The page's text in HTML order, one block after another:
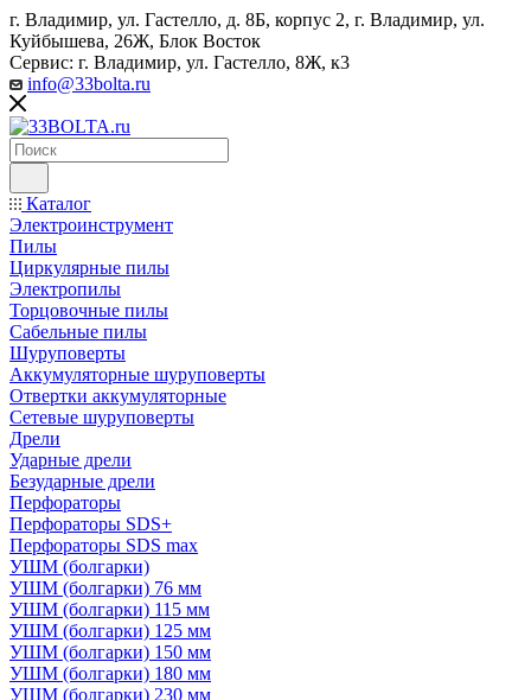
г. Владимир, ул. Гастелло, д. 8Б, корпус 2, г. Владимир, ул. ​
Куйбышева, 26Ж, Блок Восток
Сервис: г. Владимир, ул. Гастелло, 8Ж, к3
info@33bolta.ru
Каталог
Электроинструмент
Пилы
Циркулярные пилы
Электропилы
Торцовочные пилы
Сабельные пилы
Шуруповерты
Аккумуляторные шуруповерты
Отвертки аккумуляторные
Сетевые шуруповерты
Дрели
Ударные дрели
Безударные дрели
Перфораторы
Перфораторы SDS+
Перфораторы SDS max
УШМ (болгарки)
УШМ (болгарки) 76 мм
УШМ (болгарки) 115 мм
УШМ (болгарки) 125 мм
УШМ (болгарки) 150 мм
УШМ (болгарки) 180 мм
УШМ (болгарки) 230 мм